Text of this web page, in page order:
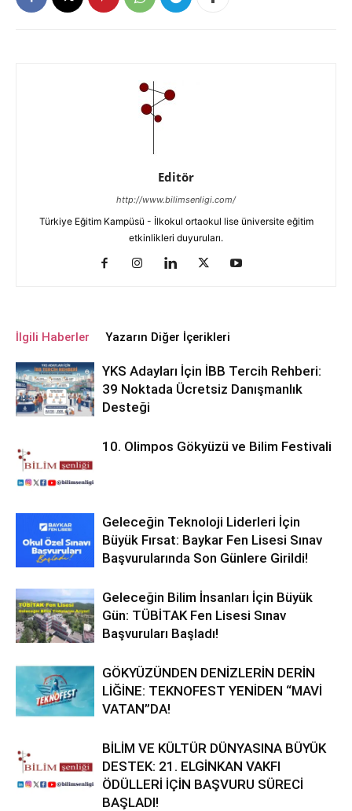
Editör
http://www.bilimsenligi.com/
Türkiye Eğitim Kampüsü - İlkokul ortaokul lise üniversite eğitim
etkinlikleri duyuruları.
İlgili Haberler Yazarın Diğer İçerikleri
YKS Adayları İçin İBB Tercih Rehberi:
39 Noktada Ücretsiz Danışmanlık
Desteği
10. Olimpos Gökyüzü ve Bilim Festivali
Geleceğin Teknoloji Liderleri İçin
Büyük Fırsat: Baykar Fen Lisesi Sınav
Başvurularında Son Günlere Girildi!
Geleceğin Bilim İnsanları İçin Büyük
Gün: TÜBİTAK Fen Lisesi Sınav
Başvuruları Başladı!
GÖKYÜZÜNDEN DENİZLERİN DERİN
LİĞİNE: TEKNOFEST YENİDEN “MAVİ
VATAN”DA!
BİLİM VE KÜLTÜR DÜNYASINA BÜYÜK
DESTEK: 21. ELGİNKAN VAKFI
ÖDÜLLERİ İÇİN BAŞVURU SÜRECİ
BAŞLADI!